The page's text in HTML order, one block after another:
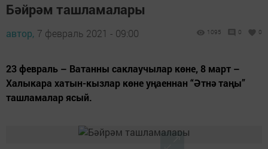
Бәйрәм ташламалары
автор, 7 февраль 2021 - 09:00 1095 0 0
23 февраль – Ватанны саклаучылар көне, 8 март –
Халыкара хатын-кызлар көне уңаеннан “Әтнә таңы”
ташламалар ясый.